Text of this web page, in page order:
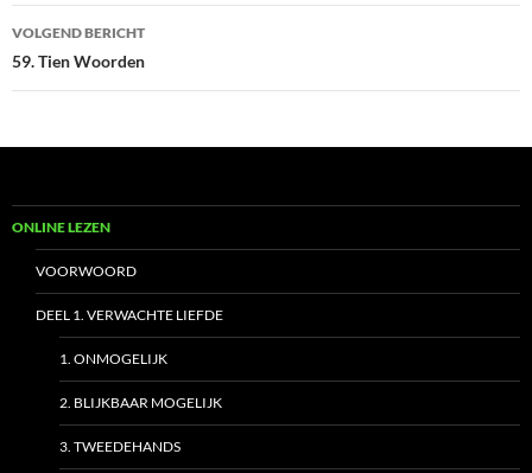
VOLGEND BERICHT
59. Tien Woorden
ONLINE LEZEN
VOORWOORD
DEEL 1. VERWACHTE LIEFDE
1. ONMOGELIJK
2. BLIJKBAAR MOGELIJK
3. TWEEDEHANDS